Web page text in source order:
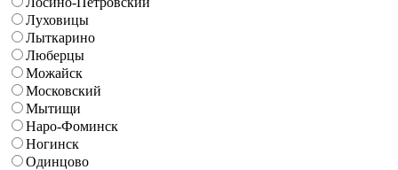
Луховицы
Лыткарино
Люберцы
Можайск
Московский
Мытищи
Наро-Фоминск
Ногинск
Одинцово